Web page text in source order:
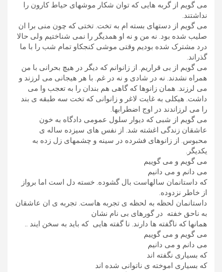
می گویم از گربه هایی که توان شکار موشهای حیاط کارون را
نداشتند.
می گویم از دستهای بسته ام به تخت. تختی که چون منی برا ان
صلیب شده بود. نه من و نه او همدیگر را نمی شناختیم ولی حالا
درد مشترک شده بودیم وقتی موشی کنجکاو تمام شب را با ما
گذراند.
می گویم از بی قراریم. از زانوانم که دیگر در هیچ بحرانی با من
همراه نشدند. نه در شادی و نه در غم. با هر هیجانی می لرزند و
می لرزند. همان زانوها که گاهی هم بندان را به تعجب وا می
داشت. هیکلی به غایت لاغر و زانوانی که تخت سه طبقه ی بند
را می لرزاندند در اوج اضطرابها.
می گویم از شبی که دیوار سلول عمومی دادگاه به خون
عاشقان زندگی اغشته شد. از نفس های سیزده ساله ی
محبوس. از زانوهای فشرده در سینه و چشمهای زل زده به
یکدیگر.
می گویم و می گوییم
می دانم و می دانیم
که داستانمان سالهاست بال گشوده. خسته دل است اما برواز
از خاطر نزدوده.
داستانمان لحظه به لحظه ی تجربه هاست. تجربه ی ان عاشقان
به ناحق خفته در گورهای بی نام نشان
همانها که ناگفته ها دارند. نا گفته هایی که باید به سخن ایند ..
می گویم و می گوییم
می دانم و می دانیم
که بسیاری نگفته اند
که بسیاری اموخته ی ناتوانی شده اند